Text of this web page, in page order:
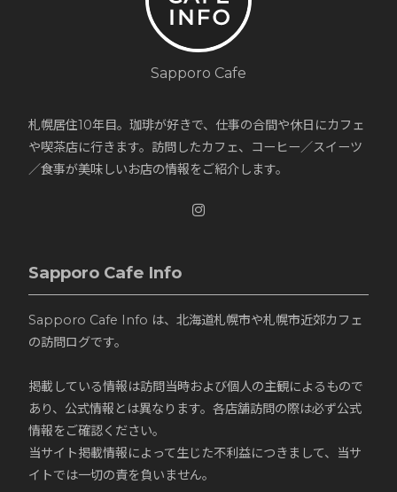
Sapporo Cafe
札幌居住10年目。珈琲が好きで、仕事の合間や休日にカフェ
や喫茶店に行きます。訪問したカフェ、コーヒー／スイーツ
／食事が美味しいお店の情報をご紹介します。
Sapporo Cafe Info
Sapporo Cafe Info は、北海道札幌市や札幌市近郊カフェ
の訪問ログです。
掲載している情報は訪問当時および個人の主観によるもので
あり、公式情報とは異なります。各店舗訪問の際は必ず公式
情報をご確認ください。
当サイト掲載情報によって生じた不利益につきまして、当サ
イトでは一切の責を負いません。